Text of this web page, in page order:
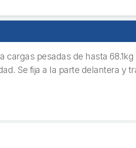
cargas pesadas de hasta 68.1kg
Se fija a la parte delantera y